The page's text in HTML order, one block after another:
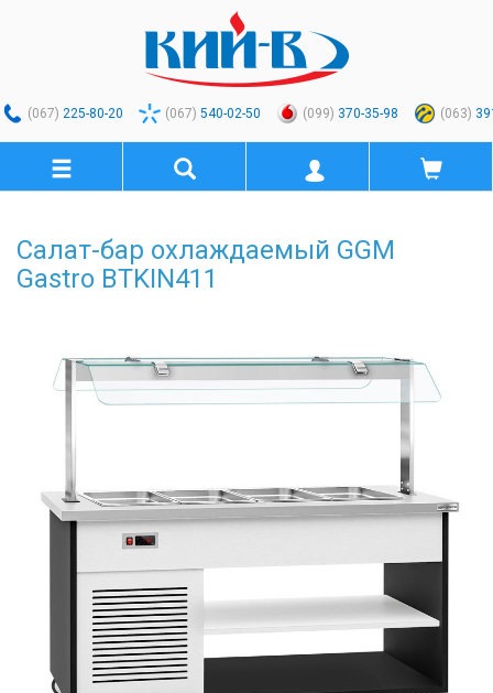
(067) 225-80-20 (067) 540-02-50 (099) 370-35-98 (063)
Салат-бар охлаждаемый GGM
Gastro BTKIN411